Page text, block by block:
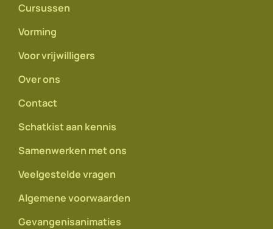
Cursussen
Vorming
Voor vrijwilligers
Over ons
Contact
Schatkist aan kennis
Samenwerken met ons
Veelgestelde vragen
Algemene voorwaarden
Gevangenisanimaties